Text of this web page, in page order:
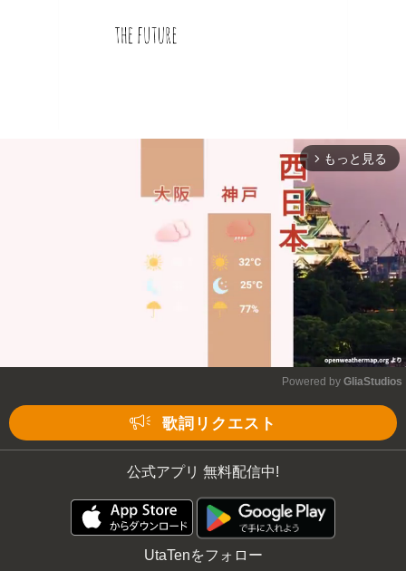
arrow_forward_ios もっと見る
Powered by GliaStudios
歌詞リクエスト
公式アプリ 無料配信中!
UtaTenをフォロー